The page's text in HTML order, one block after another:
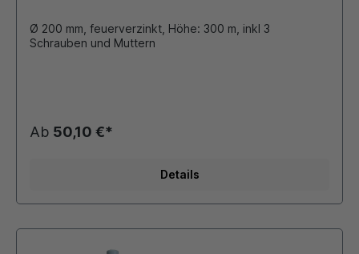
Ø 200 mm, feuerverzinkt, Höhe: 300 m, inkl 3
Schrauben und Muttern
Ab 50,10 €*
Details